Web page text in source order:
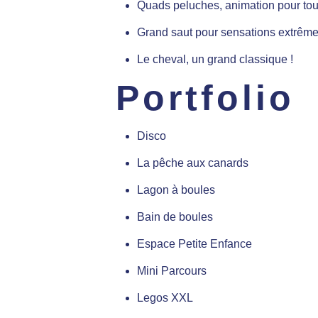
Quads peluches, animation pour
Grand saut pour sensations
Le cheval, un grand classique !
Portfolio
Disco
La pêche aux canards
Lagon à boules
Bain de boules
Espace Petite Enfance
Mini Parcours
Legos XXL